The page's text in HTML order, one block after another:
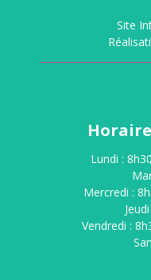
Site
Lundi :
Mercredi :
Vendredi :